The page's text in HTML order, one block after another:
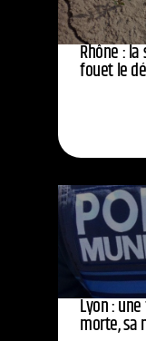
Rhône :
fouet le
Lyon :
morte, sa